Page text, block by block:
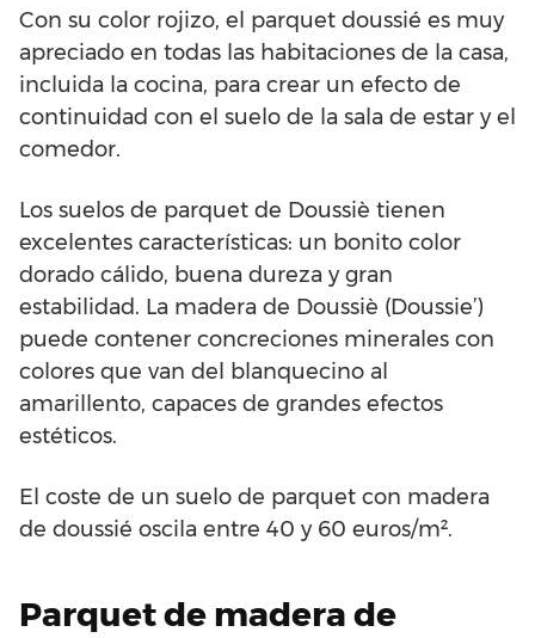
Con su color rojizo, el parquet doussié es muy
apreciado en todas las habitaciones de la casa,
incluida la cocina, para crear un efecto de
continuidad con el suelo de la sala de estar y el
comedor.
Los suelos de parquet de Doussiè tienen
excelentes características: un bonito color
dorado cálido, buena dureza y gran
estabilidad. La madera de Doussiè (Doussie’)
puede contener concreciones minerales con
colores que van del blanquecino al
amarillento, capaces de grandes efectos
estéticos.
El coste de un suelo de parquet con madera
de doussié oscila entre 40 y 60 euros/m².
Parquet de madera de